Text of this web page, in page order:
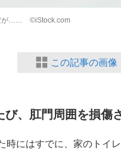
だが…… ©iStock.com
この記事の画像
、肛門周囲を損傷
にはすでに、家のトイ